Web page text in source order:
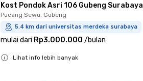
Kost Pondok Asri 106 Gubeng Surabaya
Pucang Sewu, Gubeng
5.4 km dari universitas merdeka surabaya
mulai dari Rp3.000.000 /bulan
Lihat info lebih banyak